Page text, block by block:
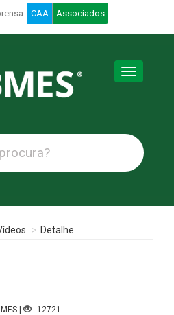
CAA Associados
Toggle
Detalhe
| 12721